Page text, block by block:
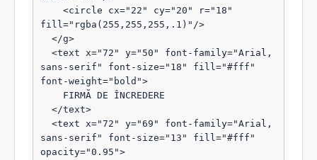
fill="rgba(255,255,255,.1)"/>
sans-serif" font-size="18" fill="#fff"
font-weight="bold">
sans-serif" font-size="13" fill="#fff"
opacity="0.95">